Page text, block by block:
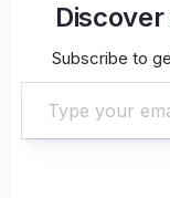
Subscribe to
Type your email…